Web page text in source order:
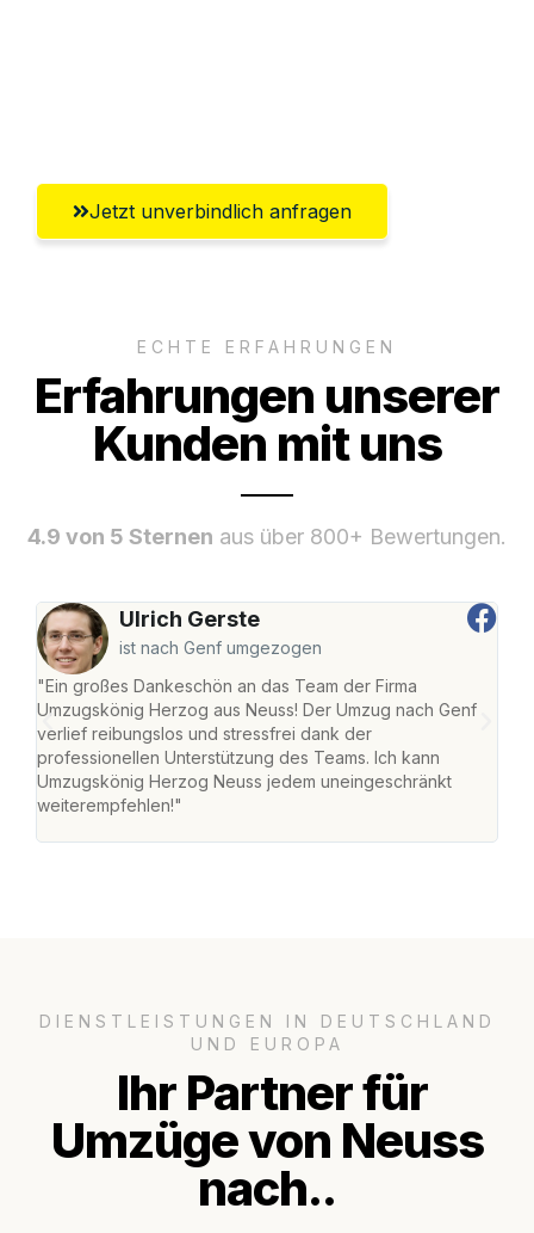
Jetzt unverbindlich anfragen
ECHTE ERFAHRUNGEN
Erfahrungen unserer
Kunden mit uns
4.9 von 5 Sternen aus über 800+ Bewertungen.
Ulrich Gerste
ist nach Genf umgezogen
"Ein großes Dankeschön an das Team der Firma
Umzugskönig Herzog aus Neuss! Der Umzug nach Genf
verlief reibungslos und stressfrei dank der
professionellen Unterstützung des Teams. Ich kann
Umzugskönig Herzog Neuss jedem uneingeschränkt
weiterempfehlen!"
DIENSTLEISTUNGEN IN DEUTSCHLAND
UND EUROPA
Ihr Partner für
Umzüge von Neuss
nach..